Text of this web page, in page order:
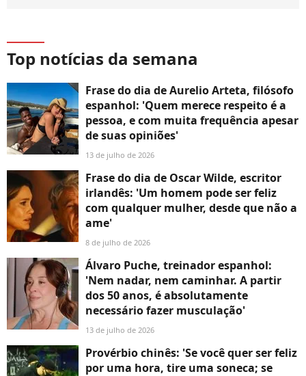
Top notícias da semana
Frase do dia de Aurelio Arteta, filósofo
espanhol: 'Quem merece respeito é a
pessoa, e com muita frequência apesar
de suas opiniões'
13 de julho de 2026
Frase do dia de Oscar Wilde, escritor
irlandês: 'Um homem pode ser feliz
com qualquer mulher, desde que não a
ame'
8 de julho de 2026
Álvaro Puche, treinador espanhol:
'Nem nadar, nem caminhar. A partir
dos 50 anos, é absolutamente
necessário fazer musculação'
13 de julho de 2026
Provérbio chinês: 'Se você quer ser feliz
por uma hora, tire uma soneca; se